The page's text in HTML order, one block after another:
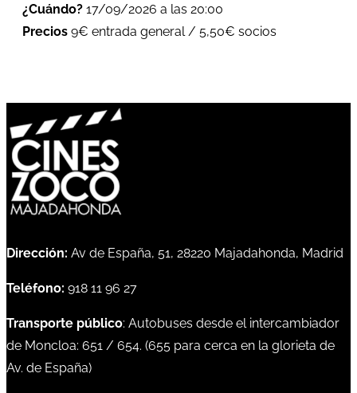
¿Cuándo? 17/09/2026 a las 20:00
Precios 9€ entrada general / 5,50€ socios
Dirección: Av de España, 51, 28220 Majadahonda, Madrid
Teléfono: 918 11 96 27
Transporte público: Autobuses desde el intercambiador
de Moncloa: 651 / 654. (655 para cerca en la glorieta de
Av. de España)